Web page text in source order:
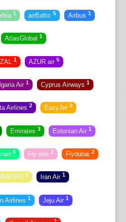
1 airBaltic 5 Airbus 1
AtlasGlobal 1
1 AZUR air 5
Air 1 Cyprus Airways 1
Airlines 2 EasyJet 2
Emirates 3 Estonian Air 1
4 Fly one 2 Flydubai 2
IRAERO 3 Iran Air 1
Airlines 1 Jeju Air 1